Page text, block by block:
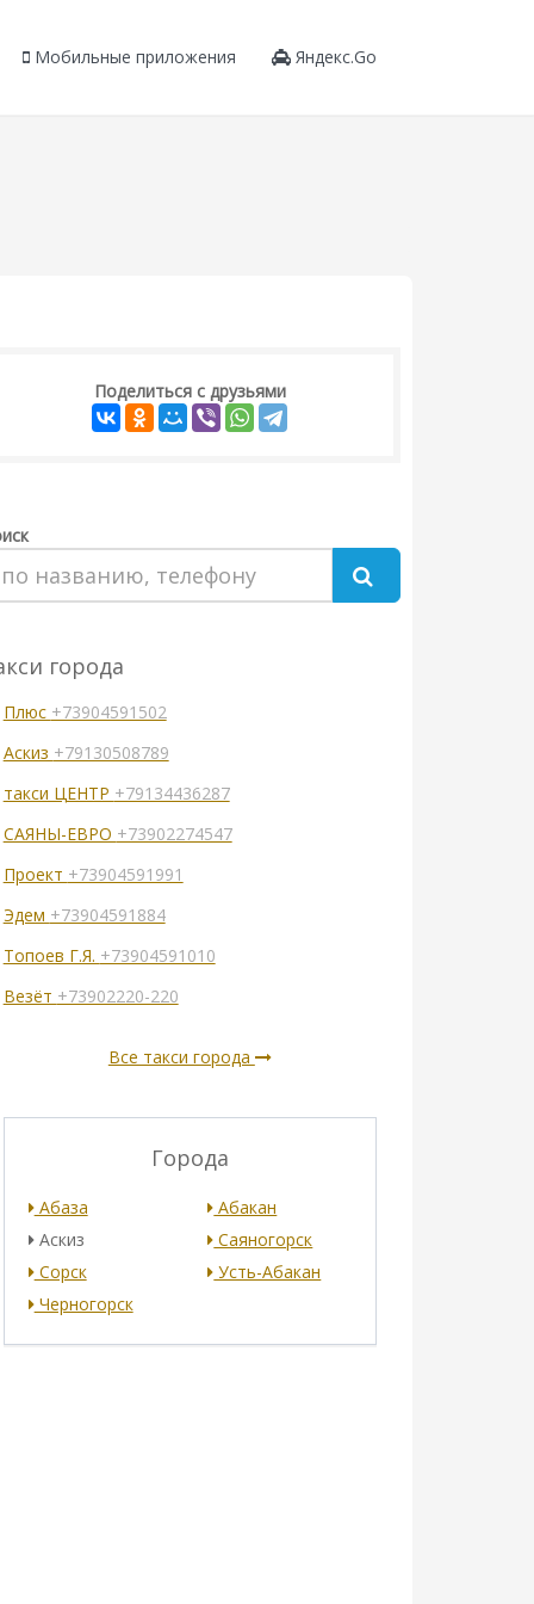
Мобильные приложения Яндекс.Go
Поделиться с друзьями
города
Плюс +73904591502
Аскиз +79130508789
такси ЦЕНТР +79134436287
САЯНЫ-ЕВРО +73902274547
Проект +73904591991
Эдем +73904591884
Топоев Г.Я. +73904591010
Везёт +73902220-220
Все такси города
Города
Абаза
Абакан
Аскиз
Саяногорск
Сорск
Усть-Абакан
Черногорск